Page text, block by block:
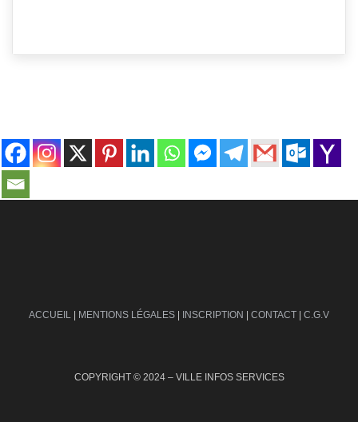
ACCUEIL | MENTIONS LÉGALES | INSCRIPTION | CONTACT | C.G.V
COPYRIGHT © 2024 – VILLE INFOS SERVICES